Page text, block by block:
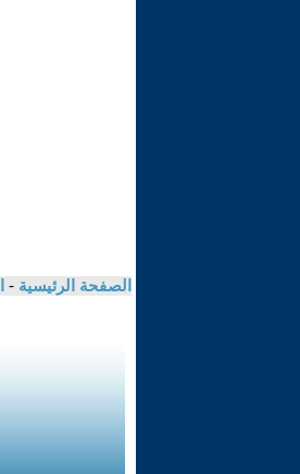
الصفحة الرئيسية -